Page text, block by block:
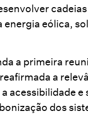
energia eólica,
a primeira
a
acessibilidade
dos